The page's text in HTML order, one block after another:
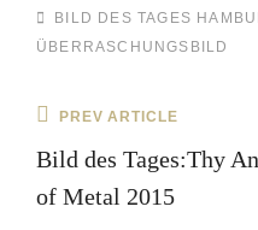
TAGS,
BILD DES TAGES
ÜBERRASCHUNGSBILD
Beitragsnavigation
Previous
PREV ARTICLE
Bild des Tages:Thy
of Metal 2015